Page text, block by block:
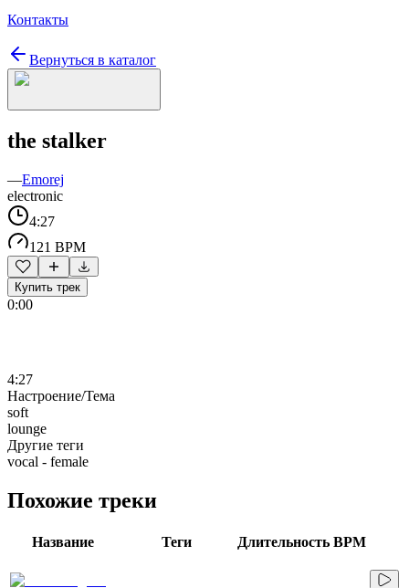
Контакты
Вернуться в каталог
the stalker
—Emorej
electronic
4:27
121 BPM
Купить трек
0:00
4:27
Настроение/Тема
soft
lounge
Другие теги
vocal - female
Похожие треки
Название Теги Длительность BPM